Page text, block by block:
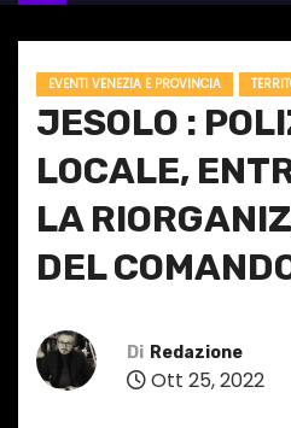
EVENTI VENEZIA E PROVINCIA
JESOLO :
LOCALE,
LA
DEL
Di Redazione
Ott 25, 2022